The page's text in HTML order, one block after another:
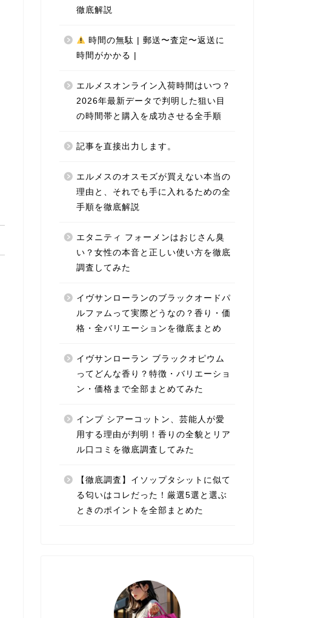
徹底解説
時間の無駄 | 郵送〜査定〜返送に
時間がかかる |
エルメスオンライン入荷時間はいつ？
2026年最新データで判明した狙い目
の時間帯と購入を成功させる全手順
記事を直接出力します。
エルメスのオスモズが買えない本当の
理由と、それでも手に入れるための全
手順を徹底解説
エタニティ フォーメンはおじさん臭
い？女性の本音と正しい使い方を徹底
調査してみた
イヴサンローランのブラックオードパ
ルファムって実際どうなの？香り・価
格・全バリエーションを徹底まとめ
イヴサンローラン ブラックオピウム
ってどんな香り？特徴・バリエーショ
ン・価格まで全部まとめてみた
インプ シアーコットン、芸能人が愛
用する理由が判明！香りの全貌とリア
ル口コミを徹底調査してみた
【徹底調査】イソップタシットに似て
る匂いはコレだった！厳選5選と選ぶ
ときのポイントを全部まとめた